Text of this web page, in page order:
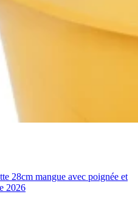
28cm mangue avec poignée et
2026